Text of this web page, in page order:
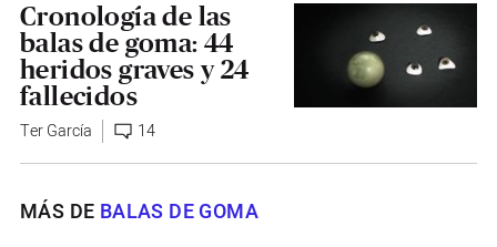
Cronología de las
balas de goma: 44
heridos graves y 24
fallecidos
Ter García 14
MÁS DE BALAS DE GOMA